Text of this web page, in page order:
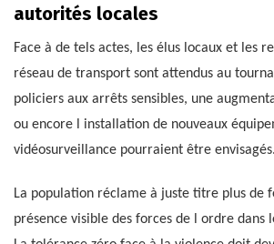
autorités locales
Face à de tels actes, les élus locaux et les
réseau de transport sont attendus au
policiers aux arrêts sensibles, une
ou encore l installation de nouveaux
vidéosurveillance pourraient être envisagés.
La population réclame à juste titre plus de
présence visible des forces de l ordre dans